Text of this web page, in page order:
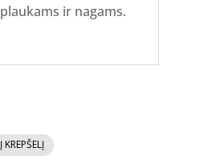
ir nagams.
Į KREPŠELĮ